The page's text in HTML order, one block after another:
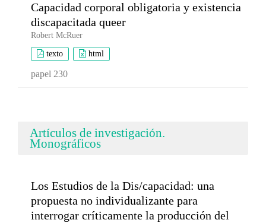
Capacidad corporal obligatoria y existencia
discapacitada queer
Robert McRuer
texto html
papel 230
Artículos de investigación.
Monográficos
Los Estudios de la Dis/capacidad: una
propuesta no individualizante para
interrogar críticamente la producción del